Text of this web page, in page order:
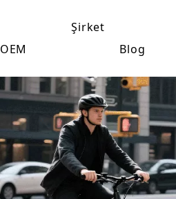
Şirket
Blog